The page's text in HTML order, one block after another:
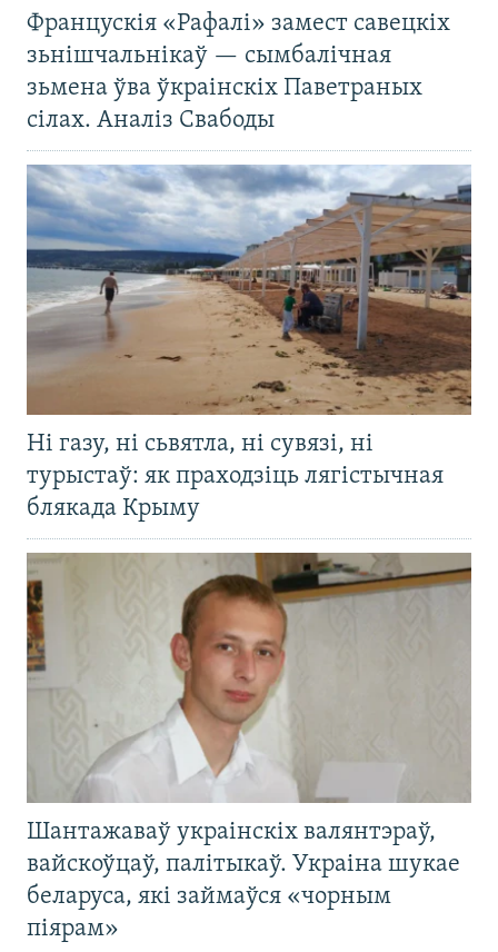
Францускія «Рафалі» замест савецкіх
зьнішчальнікаў — сымбалічная
зьмена ўва ўкраінскіх Паветраных
сілах. Аналіз Свабоды
Ні газу, ні сьвятла, ні сувязі, ні
турыстаў: як праходзіць лягістычная
блякада Крыму
Шантажаваў украінскіх валянтэраў,
вайскоўцаў, палітыкаў. Украіна шукае
беларуса, які займаўся «чорным
піярам»